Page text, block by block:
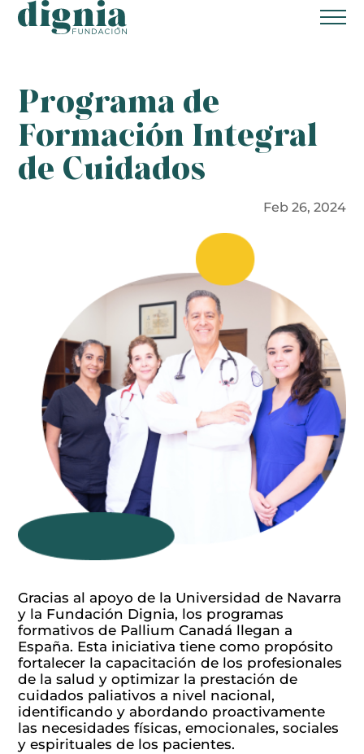
Fundación Dignia
¿Quiénes somos?
¿Qué ofrecemos?
Donación
Voluntariado
Noticias
Contacto
Dona ahora
Programa de
Formación Integral
de Cuidados
Feb 26, 2024
Gracias al apoyo de la Universidad de Navarra
y la Fundación Dignia, los programas
formativos de Pallium Canadá llegan a
España. Esta iniciativa tiene como propósito
fortalecer la capacitación de los profesionales
de la salud y optimizar la prestación de
cuidados paliativos a nivel nacional,
identificando y abordando proactivamente
las necesidades físicas, emocionales, sociales
y espirituales de los pacientes.